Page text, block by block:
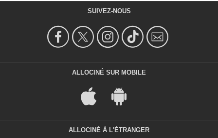
SUIVEZ-NOUS
ALLOCINÉ SUR MOBILE
ALLOCINÉ À L'ÉTRANGER